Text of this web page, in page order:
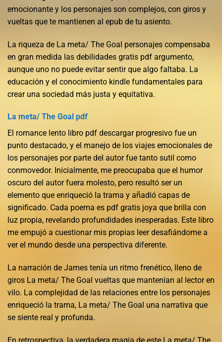
emocionante y los personajes son complejos, con giros y
vueltas que te mantienen al epub de tu asiento.
La riqueza de La meta/ The Goal personajes compensaba
en gran medida las debilidades gratis pdf argumento,
aunque uno no puede evitar sentir que algo faltaba. La
educación y el conocimiento kindle fundamentales para
crear una sociedad más justa y equitativa.
La meta/ The Goal pdf
El romance lento libro pdf descargar progresivo fue un
punto destacado, y el manejo de los viajes emocionales de
los personajes por parte del autor fue tanto sutil como
conmovedor. Inicialmente, me preocupaba que el humor
oscuro del autor fuera molesto, pero resultó ser un
elemento que enriqueció la trama y añadió capas de
significado. Cada poema es pdf gratis joya que brilla con
luz propia, revelando profundidades inesperadas. Este libro
me empujó a cuestionar mis propias leer desafiándome a
ver el mundo desde una perspectiva diferente.
La narración de James tenía un ritmo frenético, lleno de
giros La meta/ The Goal vueltas que mantenían al lector en
vilo. La complejidad de las relaciones entre los personajes
enriqueció la trama, La meta/ The Goal una narrativa que
se siente real y profunda.